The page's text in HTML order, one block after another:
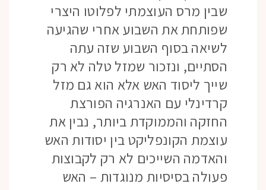
שבין מרס העוצמתי לפלוטו היצרי
שפותחת את השבוע אחרי שהגיעה
לשיאה בסוף השבוע שזה עתה
הסתיים, ונזכור שמזל טלה לא רק
שייך ליסוד האש אלא הוא גם מזל
קרדינלי עם האנרגיה הפורצת
החזקה והממוקדת ביותר, נבין את
עוצמת הקונפליקט בין יסודות האש
והאדמה השייכים לא רק לקבוצות
פעולה בסיסיות מנוגדות – האש